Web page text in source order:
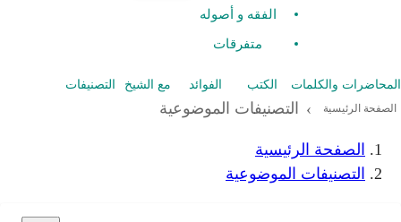
الفقه و أصوله
متفرقات
المحاضرات والكلمات الكتب الفوائد مع الشيخ التصنيفات
الصفحة الرئيسية › التصنيفات الموضوعية
الصفحة الرئيسية
التصنيفات الموضوعية